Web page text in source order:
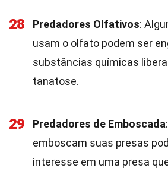
28 Predadores Olfativos:
usam o olfato podem ser
substâncias químicas
tanatose.
29 Predadores de Emboscada
emboscam suas presas
interesse em uma presa